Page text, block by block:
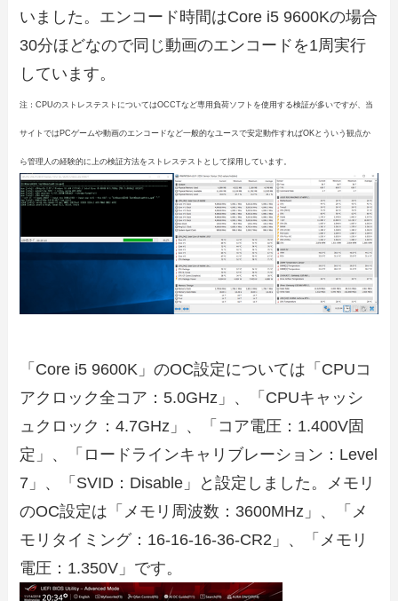
いました。エンコード時間はCore i5 9600Kの場合
30分ほどなので同じ動画のエンコードを1周実行
しています。
注：CPUのストレステストについてはOCCTなど専用負荷ソフトを使用する検証が多いですが、当
サイトではPCゲームや動画のエンコードなど一般的なユースで安定動作すればOKとういう観点か
ら管理人の経験的に上の検証方法をストレステストとして採用しています。
「Core i5 9600K」のOC設定については「CPUコ
アクロック全コア：5.0GHz」、「CPUキャッシ
ュクロック：4.7GHz」、「コア電圧：1.400V固
定」、「ロードラインキャリブレーション：Level
7」、「SVID：Disable」と設定しました。メモリ
のOC設定は「メモリ周波数：3600MHz」、「メ
モリタイミング：16-16-16-36-CR2」、「メモリ
電圧：1.350V」です。